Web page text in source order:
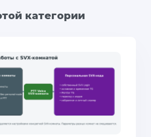
категории